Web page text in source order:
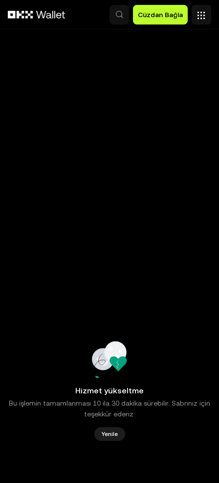
Cüzdan Bağla
Hizmet yükseltme
Bu işlemin tamamlanması 10 ila 30 dakika sürebilir. Sabrınız için
teşekkür ederiz.
Yenile